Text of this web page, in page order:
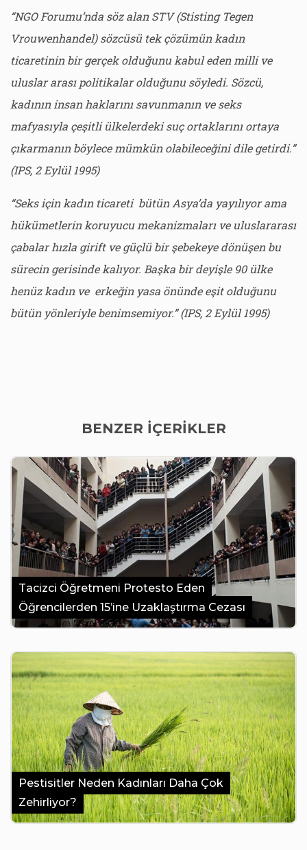
“NGO Forumu’nda söz alan STV (Stisting Tegen
Vrouwenhandel) sözcüsü tek çözümün kadın
ticaretinin bir gerçek olduğunu kabul eden milli ve
uluslar arası politikalar olduğunu söyledi. Sözcü,
kadının insan haklarını savunmanın ve seks
mafyasıyla çeşitli ülkelerdeki suç ortaklarını ortaya
çıkarmanın böylece mümkün olabileceğini dile getirdi.”
(IPS, 2 Eylül 1995)
“Seks için kadın ticareti bütün Asya’da yayılıyor ama
hükümetlerin koruyucu mekanizmaları ve uluslararası
çabalar hızla girift ve güçlü bir şebekeye dönüşen bu
sürecin gerisinde kalıyor. Başka bir deyişle 90 ülke
henüz kadın ve erkeğin yasa önünde eşit olduğunu
bütün yönleriyle benimsemiyor.” (IPS, 2 Eylül 1995)
BENZER İÇERİKLER
Tacizci Öğretmeni Protesto Eden
Öğrencilerden 15’ine Uzaklaştırma Cezası
Pestisitler Neden Kadınları Daha Çok
Zehirliyor?